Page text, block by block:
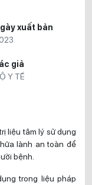
xuất bản
giả
Y TẾ
liệu tâm lý sử dụng
lành an toàn để
bệnh.
trong liệu pháp